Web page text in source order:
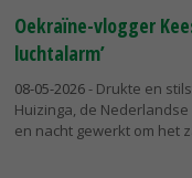
Oekraïne-vlogger
luchtalarm’
08-05-2026- Drukte en
Huizinga, de
en nacht gewerkt om het